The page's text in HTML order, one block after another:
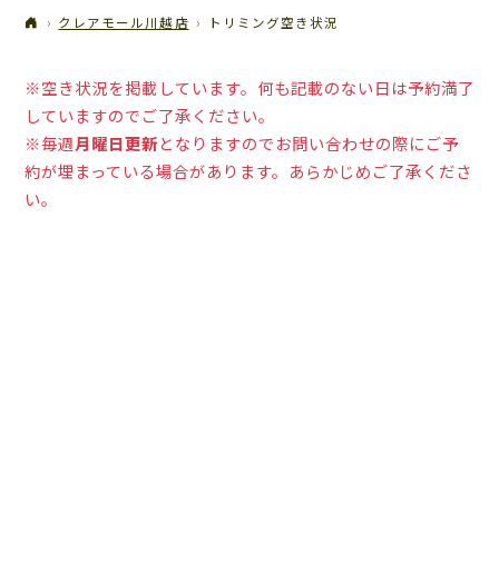
クレアモール川越店 トリミング空き状況
※空き状況を掲載しています。何も記載のない日は予約満了
していますのでご了承ください。
※毎週月曜日更新となりますのでお問い合わせの際にご予
約が埋まっている場合があります。あらかじめご了承くださ
い。